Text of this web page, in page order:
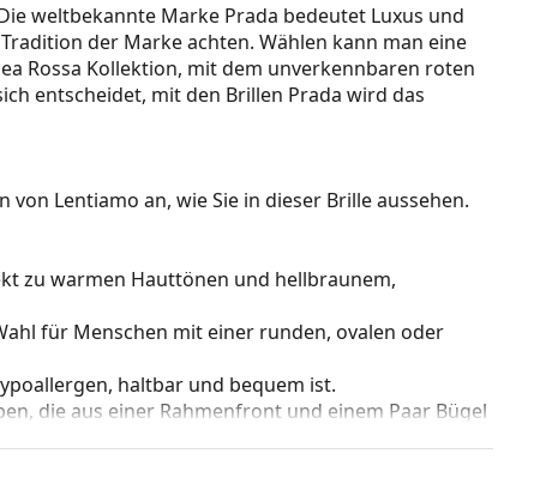
weltbekannte Marke Prada bedeutet Luxus und
der Marke achten. Wählen kann man eine
Rossa Kollektion, mit dem unverkennbaren roten
entscheidet, mit den Brillen Prada wird das
Lentiamo an, wie Sie in dieser Brille aussehen.
zu warmen Hauttönen und hellbraunem,
für Menschen mit einer runden, ovalen oder
haltbar und bequem ist.
die aus einer Rahmenfront und einem Paar Bügel
dass sie das Glas vollständig umschließen, und
ist für alle Gläser geeignet, auch für